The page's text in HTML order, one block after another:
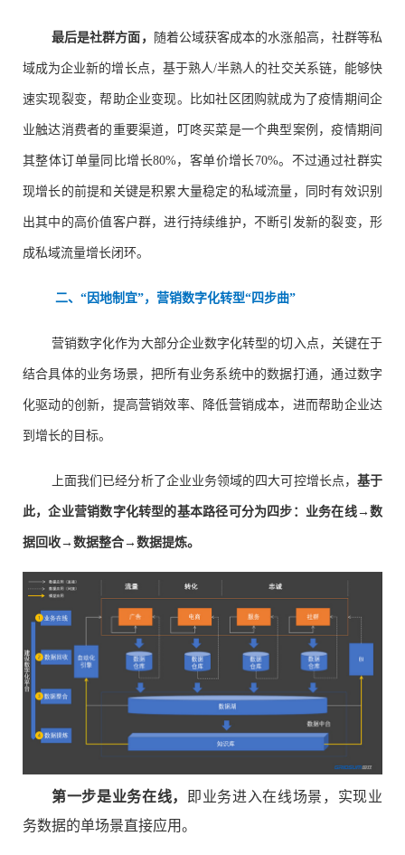
最后是社群方面， 随着公域获客成本的水涨船高，社群等私
域成为企业新的增长点，基于熟人/半熟人的社交关系链，能够快
速实现裂变，帮助企业变现。比如社区团购就成为了疫情期间企
业触达消费者的重要渠道，叮咚买菜是一个典型案例，疫情期间
其整体订单量同比增长80%，客单价增长70%。不过通过社群实
现增长的前提和关键是积累大量稳定的私域流量，同时有效识别
出其中的高价值客户群，进行持续维护，不断引发新的裂变，形
成私域流量增长闭环。
二、“因地制宜”，营销数字化转型“四步曲”
营销数字化作为大部分企业数字化转型的切入点，关键在于
结合具体的业务场景，把所有业务系统中的数据打通，通过数字
化驱动的创新，提高营销效率、降低营销成本，进而帮助企业达
到增长的目标。
上面我们已经分析了企业业务领域的四大可控增长点， 基于
此，企业营销数字化转型的基本路径可分为四步：业务在线→数
据回收→数据整合→数据提炼。
第一步是业务在线，
即业务进入在线场景，实现业
务数据的单场景直接应用。